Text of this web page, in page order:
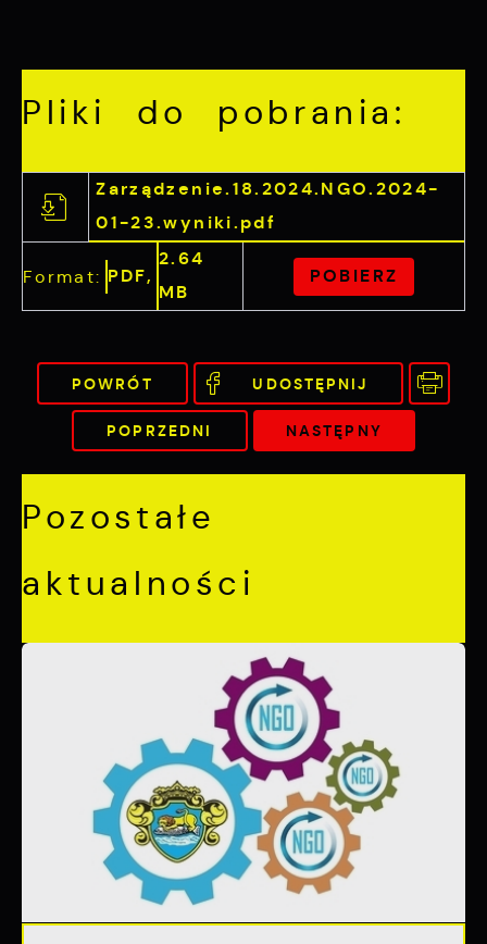
Pliki do pobrania:
Zarządzenie.18.2024.NGO.2024-
01-23.wyniki.pdf
Format: PDF,
2.64
MB
POBIERZ
POWRÓT UDOSTĘPNIJ
POPRZEDNI NASTĘPNY
Pozostałe
aktualności